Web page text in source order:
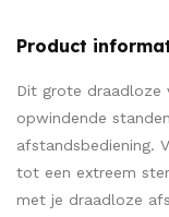
Product
Dit grote draadloze
opwindende
afstandsbediening.
tot een extreem
met je draadloze